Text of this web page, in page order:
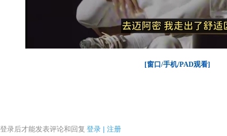
[窗口/手机/PAD观看]
登录后才能发表评论和回复 登录 | 注册